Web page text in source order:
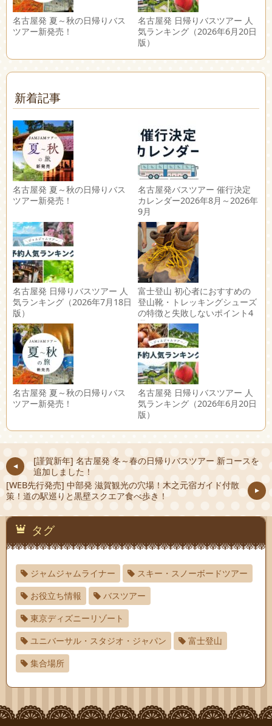
名古屋発 夏～秋の日帰りバス
ツアー新発売！
名古屋発 日帰りバスツアー 人
気ランキング（2026年6月20日
版）
新着記事
名古屋発 夏～秋の日帰りバス
ツアー新発売！
名古屋発バスツアー 催行決定
カレンダー2026年8月～2026年
9月
名古屋発 日帰りバスツアー 人
気ランキング（2026年7月18日
版）
富士登山 初心者におすすめの
登山靴・トレッキングシューズ
の特徴と失敗しないポイント4
選
名古屋発 夏～秋の日帰りバス
ツアー新発売！
名古屋発 日帰りバスツアー 人
気ランキング（2026年6月20日
版）
[謹賀新年] 名古屋発 冬～春の日帰りバスツアー 新コースを
追加しました！
[WEB先行発売] 中部発 滋賀観光の穴場！木之元宿ガイド付散
策！道の駅巡りと黒壁スクエア食べ歩き！
タグ
ジャムジャムライナー
スキー・スノーボードツアー
お役立ち情報
バスツアー
東京ディズニーリゾート
ユニバーサル・スタジオ・ジャパン
富士登山
集合場所